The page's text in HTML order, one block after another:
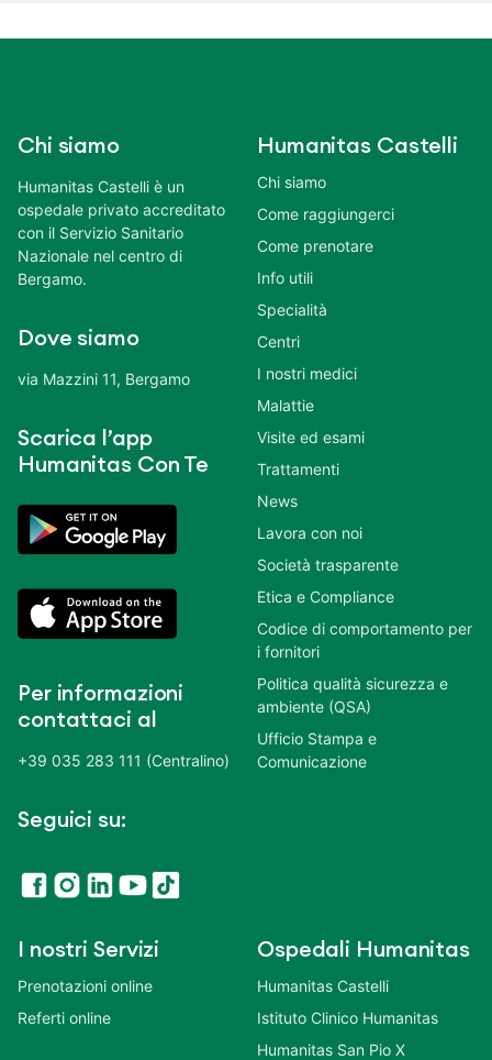
Chi siamo
Humanitas Castelli è un
ospedale privato accreditato
con il Servizio Sanitario
Nazionale nel centro di
Bergamo.
Dove siamo
via Mazzini 11, Bergamo
Scarica l’app
Humanitas Con Te
Per informazioni
contattaci al
+39 035 283 111 (Centralino)
Seguici su:
Humanitas Castelli
Chi siamo
Come raggiungerci
Come prenotare
Info utili
Specialità
Centri
I nostri medici
Malattie
Visite ed esami
Trattamenti
News
Lavora con noi
Società trasparente
Etica e Compliance
Codice di comportamento per
i fornitori
Politica qualità sicurezza e
ambiente (QSA)
Ufficio Stampa e
Comunicazione
I nostri Servizi
Prenotazioni online
Referti online
Ospedali Humanitas
Humanitas Castelli
Istituto Clinico Humanitas
Humanitas San Pio X